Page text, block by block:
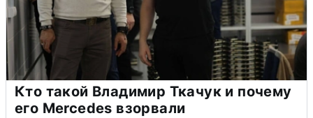
Кто такой Владимир Ткачук и почему
его Mercedes взорвали